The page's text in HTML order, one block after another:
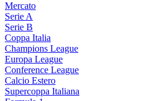
Mercato
Serie A
Serie B
Coppa Italia
Champions League
Europa League
Conference League
Calcio Estero
Supercoppa Italiana